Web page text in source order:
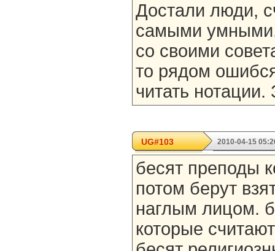
Достали люди,
самыми умными.
со своими
то рядом
читать
UG#103 2010-04-15
бесят преподы
потом берут
наглым лицом.
которые